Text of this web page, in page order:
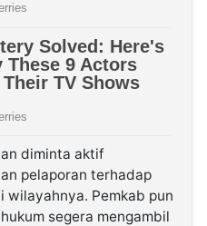
diminta aktif
pelaporan terhadap
Pemkab pun
segera mengambil